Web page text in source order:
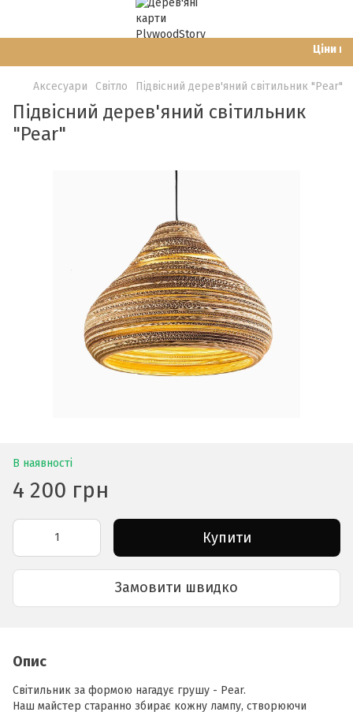
Ціни на
Аксесуари Світло Підвісний дерев'яний світильник "Pear"
Підвісний дерев'яний світильник
"Pear"
В наявності
4 200 грн
Купити
Замовити швидко
Опис
Світильник за формою нагадує грушу - Pear.
Наш майстер старанно збирає кожну лампу, створюючи